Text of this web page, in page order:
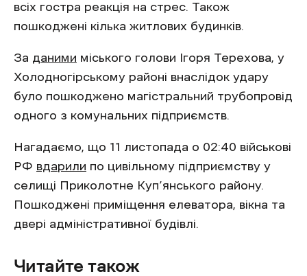
всіх гостра реакція на стрес. Також
пошкоджені кілька житлових будинків.
За даними міського голови Ігоря Терехова, у
Холодногірському районі внаслідок удару
було пошкоджено магістральний трубопровід
одного з комунальних підприємств.
Нагадаємо, що 11 листопада о 02:40 військові
РФ вдарили по цивільному підприємству у
селищі Приколотне Куп’янського району.
Пошкоджені приміщення елеватора, вікна та
двері адміністративної будівлі.
Читайте також